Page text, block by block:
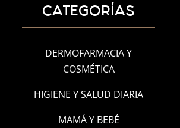
CATEGORÍAS
DERMOFARMACIA Y
COSMÉTICA
HIGIENE Y SALUD DIARIA
MAMÁ Y BEBÉ